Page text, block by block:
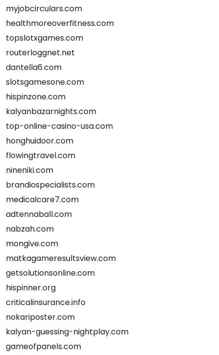
myjobcirculars.com
healthmoreoverfitness.com
topslotxgames.com
routerloggnet.net
dantella6.com
slotsgamesone.com
hispinzone.com
kalyanbazarnights.com
top-online-casino-usa.com
honghuidoor.com
flowingtravel.com
nineniki.com
brandiospecialists.com
medicalcare7.com
adtennaball.com
nabzah.com
mongive.com
matkagameresultsview.com
getsolutionsonline.com
hispinner.org
criticalinsurance.info
nokariposter.com
kalyan-guessing-nightplay.com
gameofpanels.com